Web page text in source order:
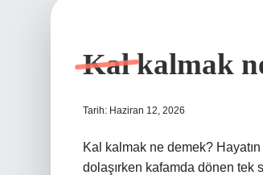
Kal kalmak
Tarih: Haziran 12, 2026
Kal kalmak ne demek?
dolaşırken kafamda dönen tek